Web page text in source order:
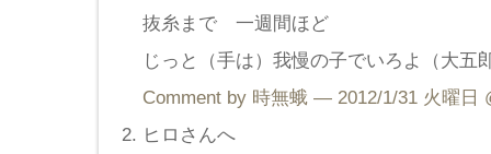
抜糸まで 一週間ほど
じっと（手は）我慢の子でいろよ（大
Comment by 時無蛾 — 2012/1/31 火曜日
ヒロさんへ